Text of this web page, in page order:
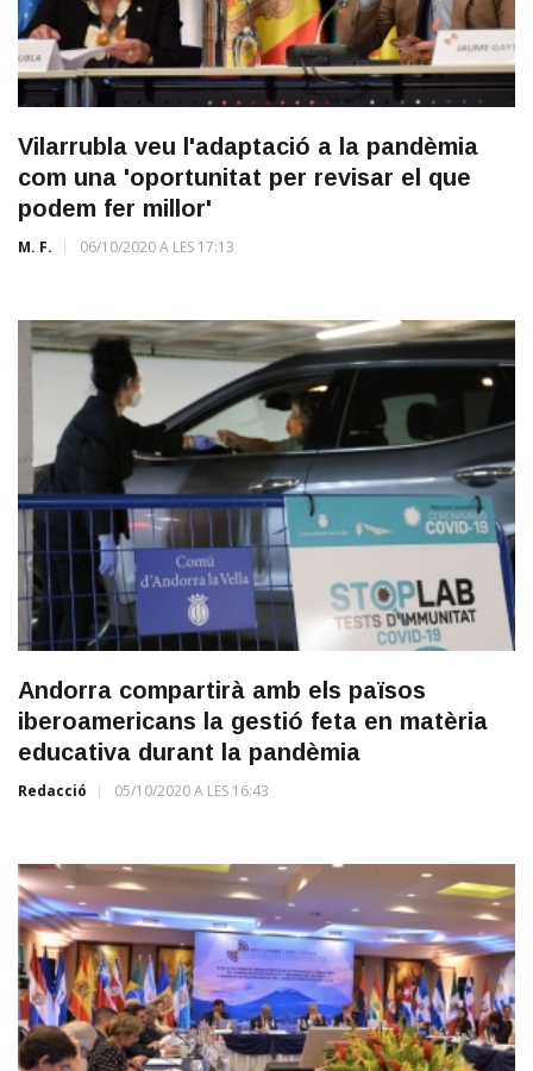
Vilarrubla veu l'adaptació a la pandèmia
com una 'oportunitat per revisar el que
podem fer millor'
M. F. 06/10/2020 A LES 17:13
Andorra compartirà amb els països
iberoamericans la gestió feta en matèria
educativa durant la pandèmia
Redacció 05/10/2020 A LES 16:43